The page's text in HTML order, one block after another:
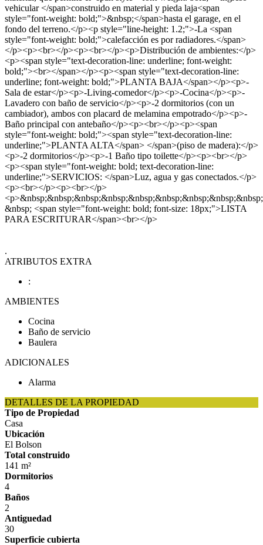
vehicular </span>construido en material y pieda laja<span
style="font-weight: bold;">&nbsp;</span>hasta el garage, en el
fondo del terreno.</p><p style="line-height: 1.2;">-La <span
style="font-weight: bold;">calefacción es por radiadores.</span>
</p><p><br></p><p><br></p><p>Distribución de ambientes:</p>
<p><span style="text-decoration-line: underline; font-weight:
bold;"><br></span></p><p><span style="text-decoration-line:
underline; font-weight: bold;">PLANTA BAJA</span></p><p>-
Sala de estar</p><p>-Living-comedor</p><p>-Cocina</p><p>-
Lavadero con baño de servicio</p><p>-2 dormitorios (con un
cambiador), ambos con placard de melamina empotrado</p><p>-
Baño principal con antebaño</p><p><br></p><p><span
style="font-weight: bold;"><span style="text-decoration-line:
underline;">PLANTA ALTA</span> </span>(piso de madera):</p>
<p>-2 dormitorios</p><p>-1 Baño tipo toilette</p><p><br></p>
<p><span style="font-weight: bold; text-decoration-line:
underline;">SERVICIOS: </span>Luz, agua y gas conectados.</p>
<p><br></p><p><br></p>
&nbsp; <span style="font-weight: bold; font-size: 18px;">LISTA
PARA ESCRITURAR</span><br></p>
.
ATRIBUTOS EXTRA
:
AMBIENTES
Cocina
Baño de servicio
Baulera
ADICIONALES
Alarma
DETALLES DE LA PROPIEDAD
Tipo de Propiedad
Casa
Ubicación
El Bolson
Total construido
141 m²
Dormitorios
4
Baños
2
Antiguedad
30
Superficie cubierta